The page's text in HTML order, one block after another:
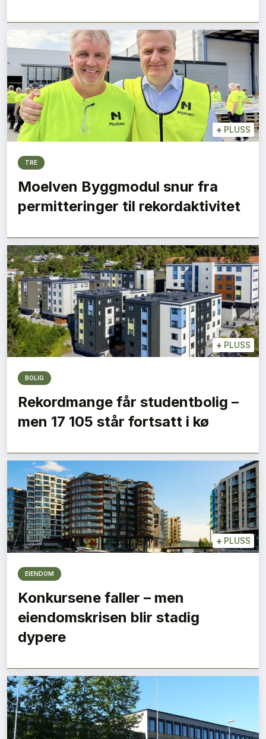
+ PLUSS
TRE
Moelven Byggmodul snur fra
permitteringer til rekordaktivitet
+ PLUSS
BOLIG
Rekordmange får studentbolig –
men 17 105 står fortsatt i kø
+ PLUSS
EIENDOM
Konkursene faller – men
eiendomskrisen blir stadig
dypere